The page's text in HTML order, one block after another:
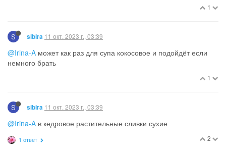
1
S sibira 11 окт. 2023 г., 03:39
@Irina-A может как раз для супа кокосовое и подойдёт если
немного брать
1
S sibira 11 окт. 2023 г., 03:39
@Irina-A в кедровое растительные сливки сухие
2
1 ответ